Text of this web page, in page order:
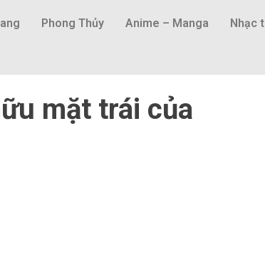
Phong Thủy Anime – Manga Nhạc
mặt trái của